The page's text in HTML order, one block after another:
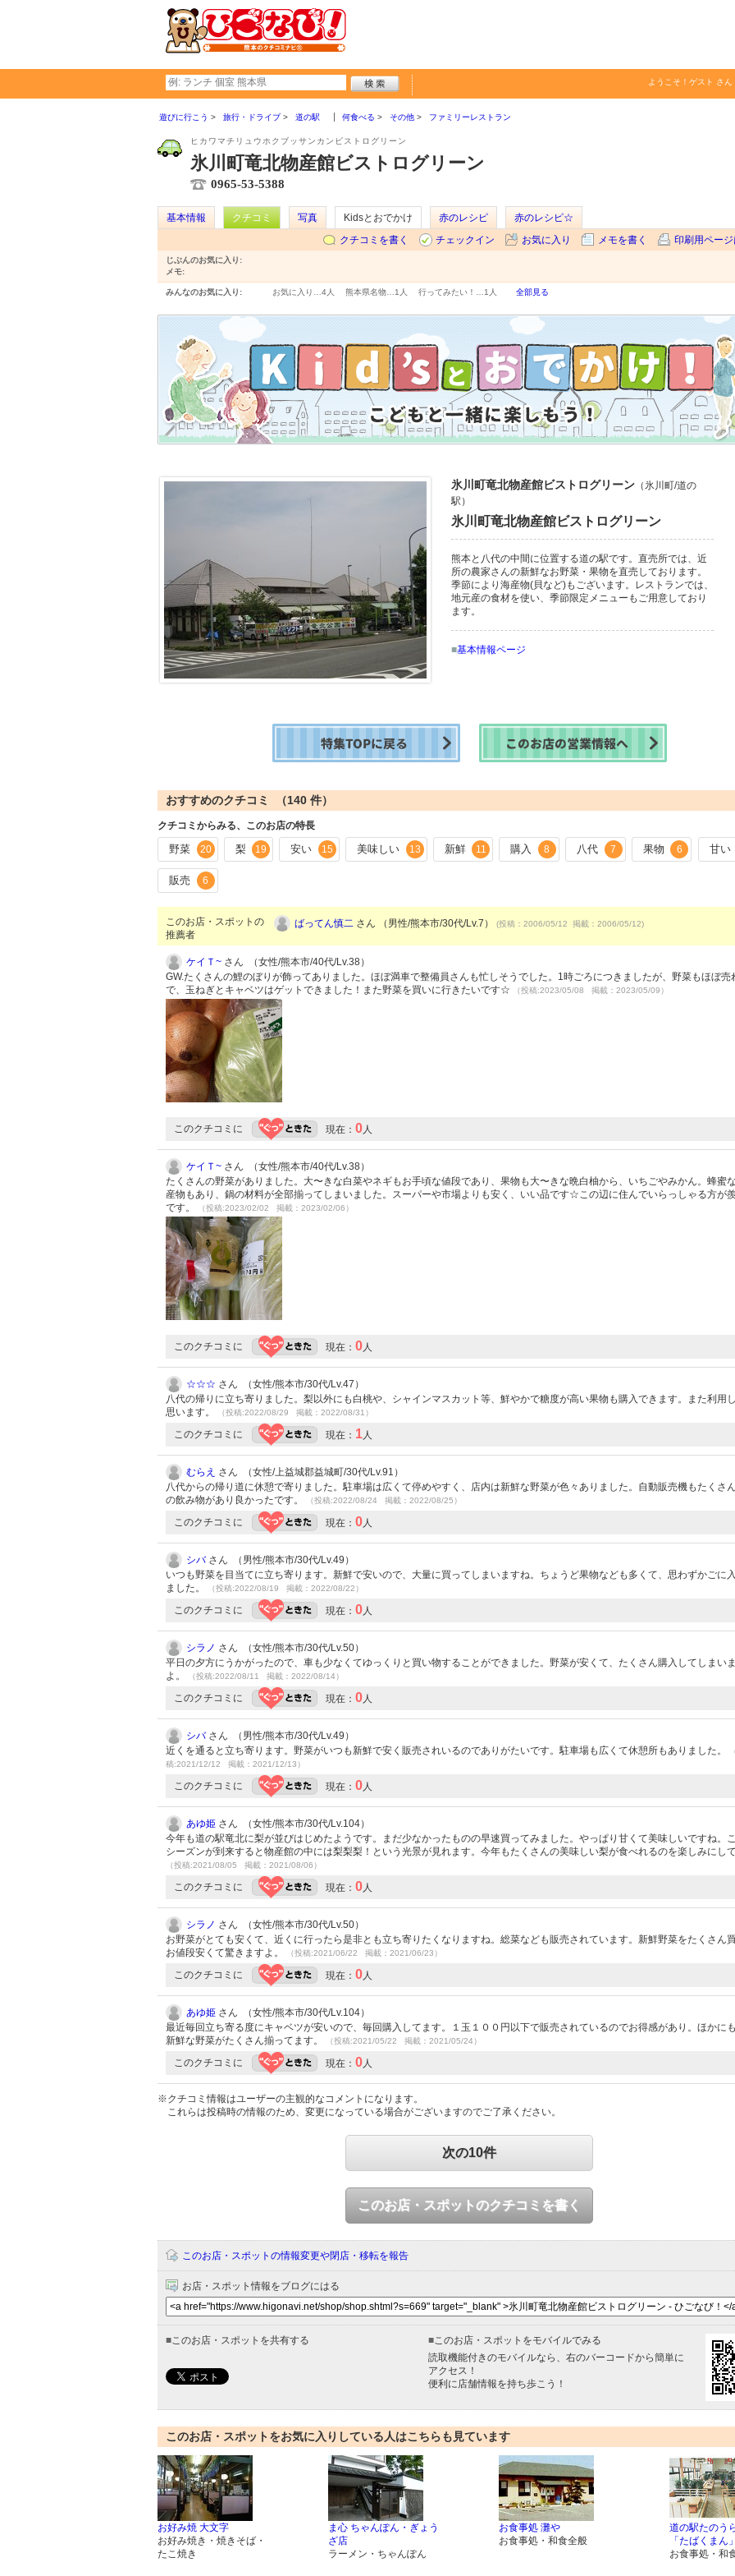
ようこそ！ ゲスト さん
遊びに行こう 旅行・ドライブ 道の駅 何食べる その他 ファミリーレストラン
ヒカワマチリュウホクブッサンカンビストログリーン
氷川町竜北物産館ビストログリーン
0965-53-5388
基本情報 クチコミ 写真 Kidsとおでかけ 赤のレシピ
赤のレシピ☆
クチコミを書く
チェックイン お気に入り メモを書く 印刷用ページ
じぶんのお気に入り:
メモ:
みんなのお気に入り: お気に入り… 4人 熊本県名物… 1人 行ってみたい！… 1人 全部見る
氷川町竜北物産館ビストログリーン （氷川町/道の
駅）
氷川町竜北物産館ビストログリーン
熊本と八代の中間に位置する道の駅です。直売所では、近
所の農家さんの新鮮なお野菜・果物を直売しております。
季節により海産物(貝など)もございます。レストランでは、
地元産の食材を使い、季節限定メニューもご用意しており
ます。
■基本情報ページ
おすすめのクチコミ （140 件）
クチコミからみる、このお店の特長
野菜 20 梨 19 安い 15 美味しい 13 新鮮 11 購入 8 八代 7 果物 6 甘い
販売 6
このお店・スポットの
推薦者
ばってん慎二 さん （男性/熊本市/30代/Lv.7） (投稿：2006/05/12 掲載：2006/05/12)
ケイＴ~ さん （女性/熊本市/40代/Lv.38）
GW.たくさんの鯉のぼりが飾ってありました。ほぼ満車で整備員さんも忙しそうでした。1時ごろにつきましたが、野菜もほぼ売
で、玉ねぎとキャベツはゲットできました！また野菜を買いに行きたいです☆
（投稿:2023/05/08 掲載：2023/05/09）
このクチコミに 現在： 0人
ケイＴ~ さん （女性/熊本市/40代/Lv.38）
たくさんの野菜がありました。大〜きな白菜やネギもお手頃な値段であり、果物も大〜きな晩白柚から、いちごやみかん。蜂蜜
産物もあり、鍋の材料が全部揃ってしまいました。スーパーや市場よりも安く、いい品です☆この辺に住んでいらっしゃる方が
です。
（投稿:2023/02/02 掲載：2023/02/06）
このクチコミに 現在： 0人
☆☆☆ さん （女性/熊本市/30代/Lv.47）
八代の帰りに立ち寄りました。梨以外にも白桃や、シャインマスカット等、鮮やかで糖度が高い果物も購入できます。また利用
思います。
（投稿:2022/08/29 掲載：2022/08/31）
このクチコミに 現在： 1人
むらえ さん （女性/上益城郡益城町/30代/Lv.91）
八代からの帰り道に休憩で寄りました。駐車場は広くて停めやすく、店内は新鮮な野菜が色々ありました。自動販売機もたくさ
の飲み物があり良かったです。
（投稿:2022/08/24 掲載：2022/08/25）
このクチコミに 現在： 0人
シバさん （男性/熊本市/30代/Lv.49）
いつも野菜を目当てに立ち寄ります。新鮮で安いので、大量に買ってしまいますね。ちょうど果物なども多くて、思わずかごに
ました。
（投稿:2022/08/19 掲載：2022/08/22）
このクチコミに 現在： 0人
シラノ さん （女性/熊本市/30代/Lv.50）
平日の夕方にうかがったので、車も少なくてゆっくりと買い物することができました。野菜が安くて、たくさん購入してしまい
よ。
（投稿:2022/08/11 掲載：2022/08/14）
このクチコミに 現在： 0人
シバさん （男性/熊本市/30代/Lv.49）
近くを通ると立ち寄ります。野菜がいつも新鮮で安く販売されいるのでありがたいです。駐車場も広くて休憩所もありました。
稿:2021/12/12 掲載：2021/12/13）
このクチコミに 現在： 0人
あゆ姫 さん （女性/熊本市/30代/Lv.104）
今年も道の駅竜北に梨が並びはじめたようです。まだ少なかったものの早速買ってみました。やっぱり甘くて美味しいですね。
シーズンが到来すると物産館の中には梨梨梨！という光景が見れます。今年もたくさんの美味しい梨が食べれるのを楽しみにして
（投稿:2021/08/05 掲載：2021/08/06）
このクチコミに 現在： 0人
シラノ さん （女性/熊本市/30代/Lv.50）
お野菜がとても安くて、近くに行ったら是非とも立ち寄りたくなりますね。総菜なども販売されています。新鮮野菜をたくさん
お値段安くて驚きますよ。
（投稿:2021/06/22 掲載：2021/06/23）
このクチコミに 現在： 0人
あゆ姫 さん （女性/熊本市/30代/Lv.104）
最近毎回立ち寄る度にキャベツが安いので、毎回購入してます。１玉１００円以下で販売されているのでお得感があり。ほかに
新鮮な野菜がたくさん揃ってます。
（投稿:2021/05/22 掲載：2021/05/24）
このクチコミに 現在： 0人
※クチコミ情報はユーザーの主観的なコメントになります。
これらは投稿時の情報のため、変更になっている場合がございますのでご了承ください。
次の10件
このお店・スポットのクチコミを書く
このお店・スポットの情報変更や閉店・移転を報告
お店・スポット情報をブログにはる
■このお店・スポットを共有する ■このお店・スポットをモバイルでみる
読取機能付きのモバイルなら、右のバーコードから簡単に
アクセス！
便利に店舗情報を持ち歩こう！
このお店・スポットをお気に入りしている人はこちらも見ています
お好み焼 大文字
お好み焼き・焼きそば・
たこ焼き
ま心 ちゃんぽん・ぎょう
ざ店
ラーメン・ちゃんぽん
お食事処 灘や
お食事処・和食全般
道の駅たのう
「たばくまん」
お食事処・和